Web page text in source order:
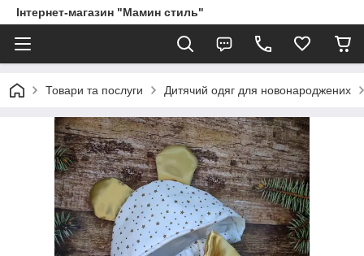
Інтернет-магазин "Мамин стиль"
Товари та послуги Дитячий одяг для новонароджених